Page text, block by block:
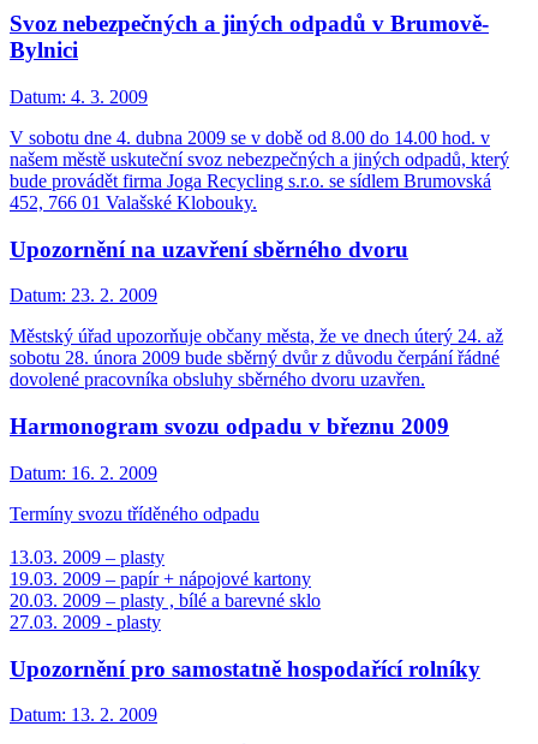
Svoz nebezpečných a jiných odpadů v Brumově-
Bylnici
Datum: 4. 3. 2009
V sobotu dne 4. dubna 2009 se v době od 8.00 do 14.00 hod. v
našem městě uskuteční svoz nebezpečných a jiných odpadů, který
bude provádět firma Joga Recycling s.r.o. se sídlem Brumovská
452, 766 01 Valašské Klobouky.
Upozornění na uzavření sběrného dvoru
Datum: 23. 2. 2009
Městský úřad upozorňuje občany města, že ve dnech úterý 24. až
sobotu 28. února 2009 bude sběrný dvůr z důvodu čerpání řádné
dovolené pracovníka obsluhy sběrného dvoru uzavřen.
Harmonogram svozu odpadu v březnu 2009
Datum: 16. 2. 2009
Termíny svozu tříděného odpadu
13.03. 2009 – plasty
19.03. 2009 – papír + nápojové kartony
20.03. 2009 – plasty , bílé a barevné sklo
27.03. 2009 - plasty
Upozornění pro samostatně hospodařící rolníky
Datum: 13. 2. 2009